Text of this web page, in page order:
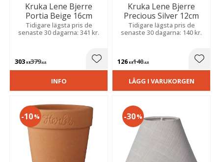
Kruka Lene Bjerre
Portia Beige 16cm
Tidigare lägsta pris de
senaste 30 dagarna: 341 kr.
303 KR379KR Lägg till i favoriter
INFO
Kruka Lene Bjerre
Precious Silver 12cm
Tidigare lägsta pris de
senaste 30 dagarna: 140 kr.
126 KR140KR
LÄGG I VARUKORGEN
10% 30%